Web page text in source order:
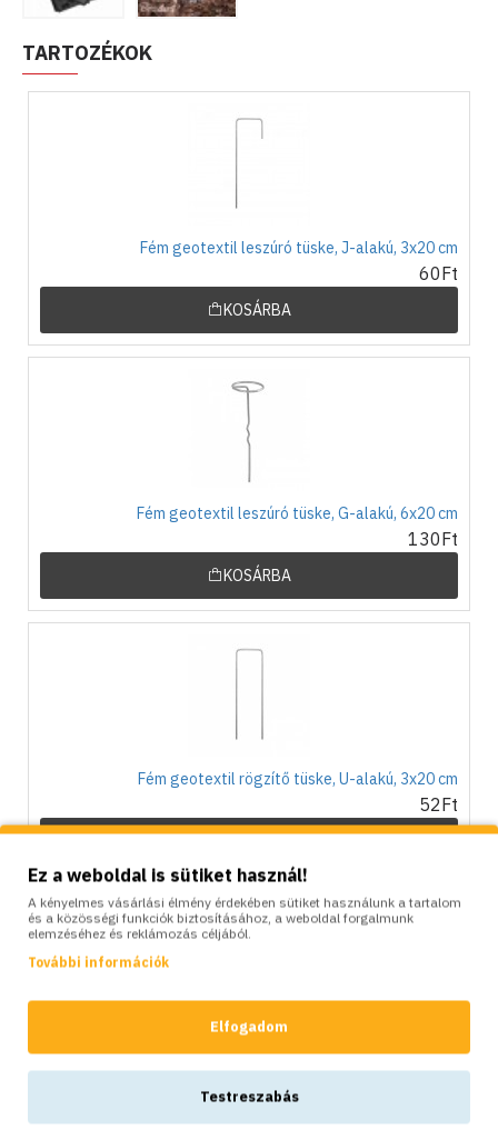
TARTOZÉKOK
Fém geotextil leszúró tüske, J-alakú, 3x20 cm
60Ft
KOSÁRBA
Fém geotextil leszúró tüske, G-alakú, 6x20 cm
130Ft
KOSÁRBA
Fém geotextil rögzítő tüske, U-alakú, 3x20 cm
52Ft
KOSÁRBA
LEÍRÁS TULAJDONSÁGOK VÉLEMÉNYEK
Aprémium minőségű agroszövet
kezelésére. A fekete agrofólia
segít megakadályozni a gyomok
, miközben védi a talajt az időjárás
viszontagságaitól és csökkenti a kártevők hatását.
optimális nedvességtartalmaés hőmérséklete, ami hozzájárul a
növények egészséges fejlődéséhez. Ennek eredményeként javul
Ez a weboldal is sütiket használ!
A kényelmes vásárlási élmény érdekében sütiket használunk a tartalom
és a közösségi funkciók biztosításához, a weboldal forgalmunk
elemzéséhez és reklámozás céljából.
További információk
Elfogadom
Testreszabás